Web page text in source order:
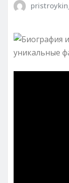
pristroykin_